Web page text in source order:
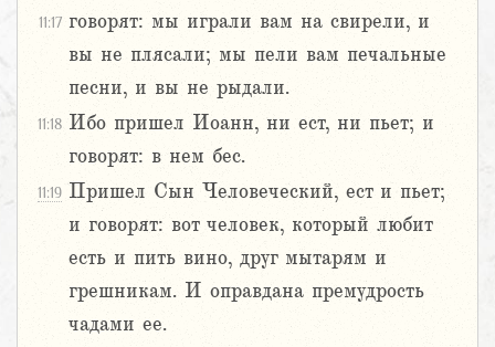
11:17 говорят: мы играли вам на свирели, и
вы не плясали; мы пели вам печальные
песни, и вы не рыдали.
11:18 Ибо пришел Иоанн, ни ест, ни пьет; и
говорят: в нем бес.
11:19 Пришел Сын Человеческий, ест и пьет;
и говорят: вот человек, который любит
есть и пить вино, друг мытарям и
грешникам. И оправдана премудрость
чадами ее.